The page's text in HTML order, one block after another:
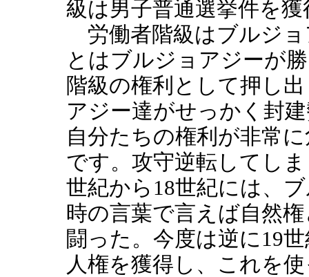
級は男子普通選挙件を
労働者階級はブルジ
とはブルジョアジーが
階級の権利として押し
アジー達がせっかく封
自分たちの権利が非常
です。攻守逆転してし
世紀から18世紀には、
時の言葉で言えば自然
闘った。今度は逆に19
人権を獲得し、これを